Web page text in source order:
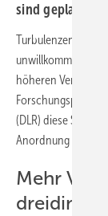
sind geplant.
Turbulenzen und
unwillkommene
höheren
Forschungsprojekt
(DLR) diese
Anordnung von
Mehr